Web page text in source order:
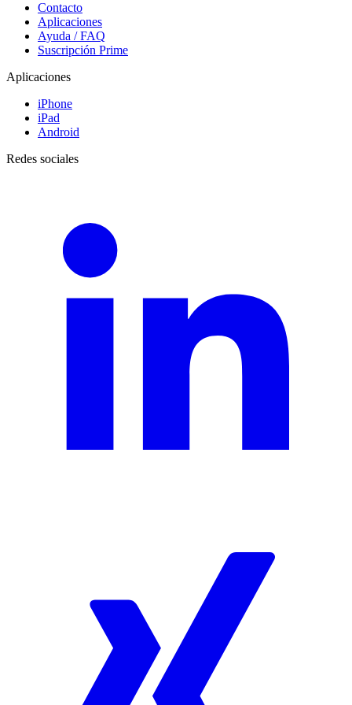
Contacto
Aplicaciones
Ayuda / FAQ
Suscripción Prime
Aplicaciones
iPhone
iPad
Android
Redes sociales